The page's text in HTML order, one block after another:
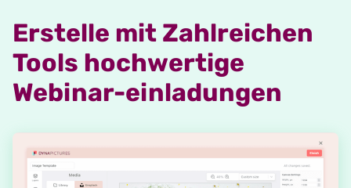
Erstelle mit Zahlreichen
Tools hochwertige
Webinar-einladungen